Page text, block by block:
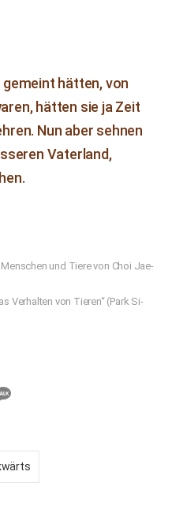
gemeint hätten, von
hätten sie ja Zeit
Nun aber sehnen
Vaterland,
und Tiere von Choi Jae-
Verhalten von Tieren“ (Park Si-